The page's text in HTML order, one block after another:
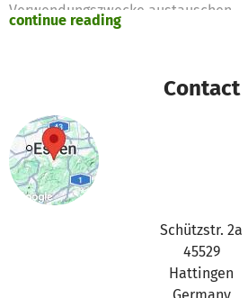
Verwendungszwecke austauschen.
Vielen Dank für die Spenden!
Freizeitgestaltung 300,00
continue reading
Contact
Schützstr. 2a
45529
Hattingen